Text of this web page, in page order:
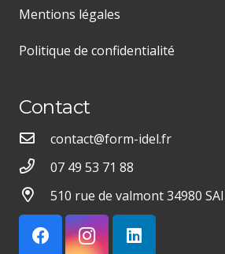
Mentions légales
Politique de confidentialité
Contact
contact@form-idel.fr
07 49 53 71 88
510 rue de valmont 34980